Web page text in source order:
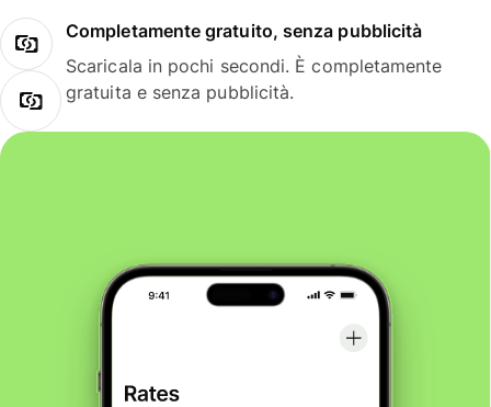
Completamente gratuito, senza pubblicità
Scaricala in pochi secondi. È completamente
gratuita e senza pubblicità.